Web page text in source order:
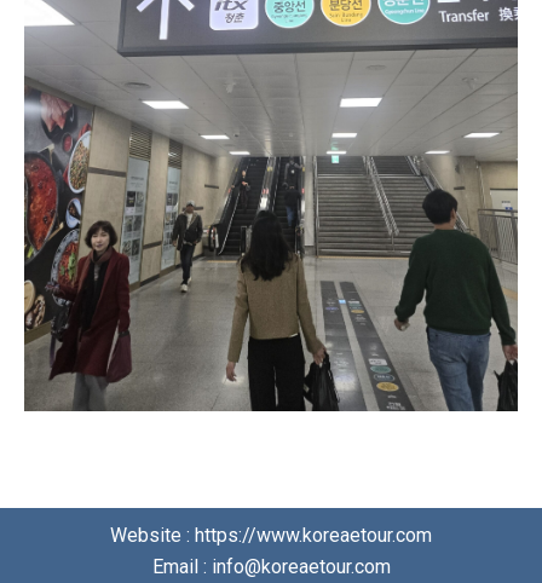
Website : https://www.koreaetour.com
Email : info@koreaetour.com